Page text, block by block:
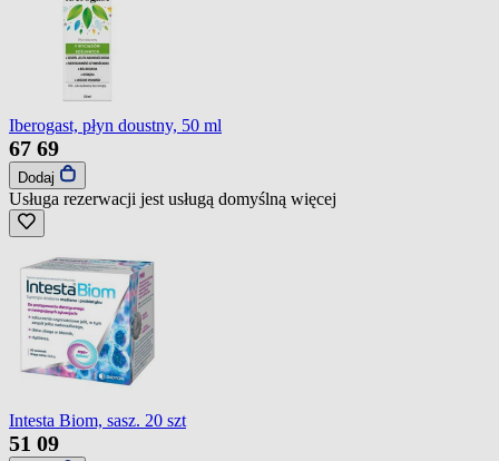
Iberogast, płyn doustny, 50 ml
67 69
Dodaj
Usługa rezerwacji jest usługą domyślną więcej
Intesta Biom, sasz. 20 szt
51 09